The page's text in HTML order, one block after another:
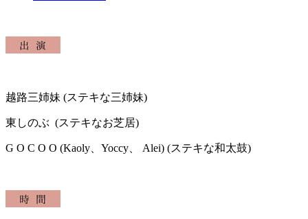
越路三姉妹 (ステキな三姉妹)
東しのぶ (ステキなお芝居)
G O C O O (Kaoly、Yoccy、 Alei) (ステキな和太鼓)